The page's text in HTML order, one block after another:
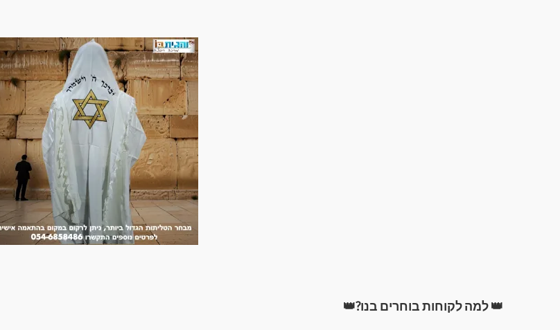
👑 למה לקוחות בוחרים בנו?👑